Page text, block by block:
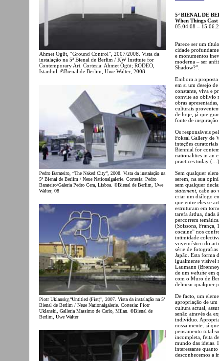
Ahmet Ögüt, “Ground Control”, 2007/2008. Vista da
instalação na 5ª Bienal de Berlim / KW Institute for
Contemporary Art. Cortesia: Ahmet Ögüt; RODEO,
Istanbul. ©Bienal de Berlim, Uwe Walter, 2008
Pedro Barateiro, “The Naked City”, 2008. Vista da instalação na
5ª Bienal de Berlim / Neue Nationalgalerie. Cortesia: Pedro
Barateiro/Galeria Pedro Cera, Lisboa. ©Bienal de Berlim, Uwe
Walter, 08
Piotr Uklansky,“Untitled (Fist)”, 2007. Vista da instalação na 5ª
Bienal de Berlim / Neue Nationalgalerie. Cortesia: Piotr
Uklanski, Galleria Massimo de Carlo, Milan. ©Bienal de
Berlim, Uwe Walter
5ª BIENAL DE
When Things
05.04.08 –
Parece ser um
cidade
e monumentos
moderna – ser
Shadow?”.
Embora a
em si um desejo
constante, viva e
convite ao oblívio
obras
culturais
de hoje, já que
fonte de
Os responsáveis
Foksal Gallery de
inteções
Biennial for
nationalities in an
practices today
Sem qualquer
serem, na sua
sem qualquer
statement, cabe ao
criar um diálogo
que entre eles se
estruturam em
tarefa árdua, dada
percorrem
(Soissons, França,
cocaine” nos
intimidade
voyeurístico do
série de
Japão. Esta forma
igualmente visível
Laumann
de um website em
com o Muro de
delinear qualquer
De facto, um
apropriação de
cultura actual,
senão através da
indivíduo.
nossa mente, já
pensamento total
incompleta, feita
mundo das ideias.
interessante
desconhecemos a